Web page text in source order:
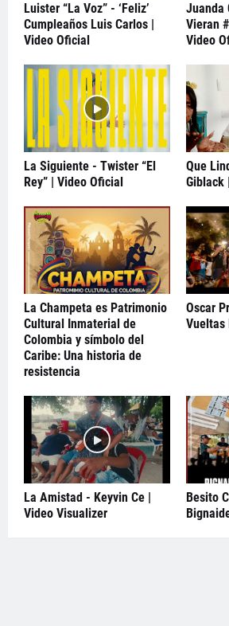
Luister “La Voz” - ‘Feliz’
Cumpleaños Luis Carlos |
Video Oficial
Juanda
Vieran
Video
La Siguiente - Twister “El
Rey” | Video Oficial
Que
Giblack
La Champeta es Patrimonio
Cultural Inmaterial de
Colombia y símbolo del
Caribe: Una historia de
resistencia
Oscar
Vueltas
La Amistad - Keyvin Ce |
Video Visualizer
Besito